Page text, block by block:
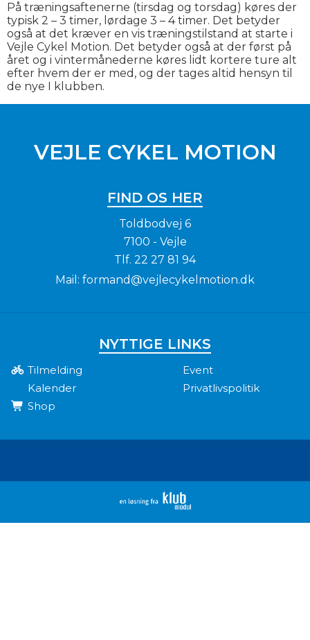
På træningsaftenerne (tirsdag og torsdag) køres der
typisk 2 – 3 timer, lørdage 3 – 4 timer. Det betyder
også at det kræver en vis træningstilstand at starte i
Vejle Cykel Motion. Det betyder også at der først på
året og i vintermånederne køres lidt kortere ture alt
efter hvem der er med, og der tages altid hensyn til
de nye I klubben.
VEJLE CYKEL MOTION
FIND OS HER
Toldbodvej 6
7100 - Vejle
Tlf. 22 27 81 94
Mail: formand@vejlecykelmotion.dk
NYTTIGE LINKS
Tilmelding
Event
Kalender
Privatlivspolitik
Shop